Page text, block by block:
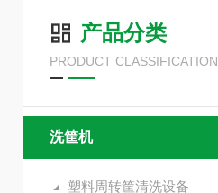
产品分类
PRODUCT CLASSIFICATION
洗筐机
塑料周转筐清洗设备